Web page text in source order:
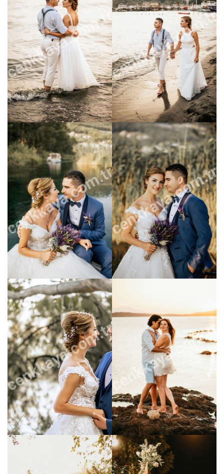
cenkkaya.com.trcenkkaya.com.tr
cenkkaya.com.trcenkkaya.com.tr
cenkkaya.com.trcenkkaya.com.tr